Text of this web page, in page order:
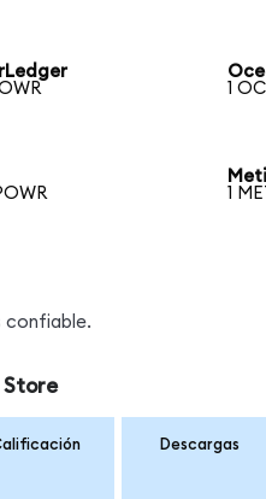
1
1
confiable.
Store
Descargas